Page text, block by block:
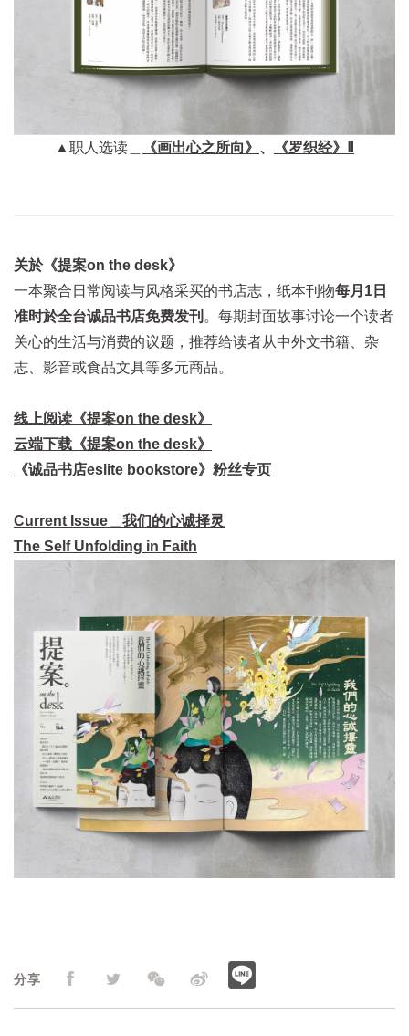
▲职人选读＿ 《画出心之所向》 、 《罗织经》Ⅱ
关於《提案on the desk》
一本聚合日常阅读与风格采买的书店志，纸本刊物每月1日
准时於全台诚品书店免费发刊 。每期封面故事讨论一个读者
关心的生活与消费的议题，推荐给读者从中外文书籍、杂
志、影音或食品文具等多元商品。
线上阅读《提案on the desk》
云端下载《提案on the desk》
《诚品书店eslite bookstore》粉丝专页
Current Issue＿我们的心诚择灵
The Self Unfolding in Faith
分享